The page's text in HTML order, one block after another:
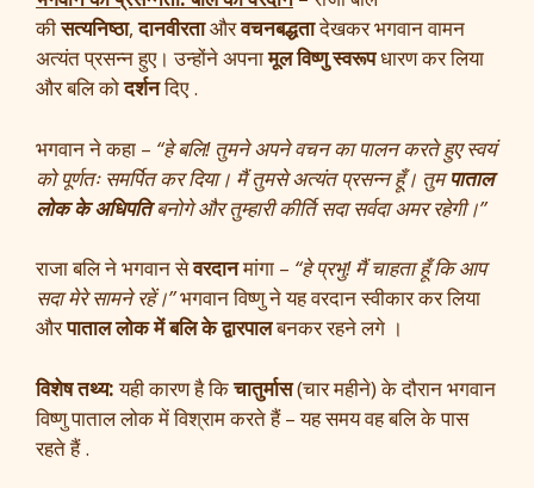
कीसत्यनिष्ठा,दानवीरताऔरवचनबद्धतादेखकर भगवान वामन
अत्यंत प्रसन्न हुए। उन्होंने अपनामूल विष्णु स्वरूपधारण कर लिया
और बलि कोदर्शनदिए .
भगवान ने कहा – “हे बलि! तुमने अपने वचन का पालन करते हुए स्वयं
को पूर्णतः समर्पित कर दिया। मैं तुमसे अत्यंत प्रसन्न हूँ। तुमपाताल
लोक के अधिपतिबनोगे और तुम्हारी कीर्ति सदा सर्वदा अमर रहेगी।”
राजा बलि ने भगवान सेवरदानमांगा – “हे प्रभु! मैं चाहता हूँ कि आप
सदा मेरे सामने रहें।”भगवान विष्णु ने यह वरदान स्वीकार कर लिया
औरपाताल लोक में बलि के द्वारपालबनकर रहने लगे ।
विशेष तथ्य:यही कारण है किचातुर्मास(चार महीने) के दौरान भगवान
विष्णु पाताल लोक में विश्राम करते हैं – यह समय वह बलि के पास
रहते हैं .